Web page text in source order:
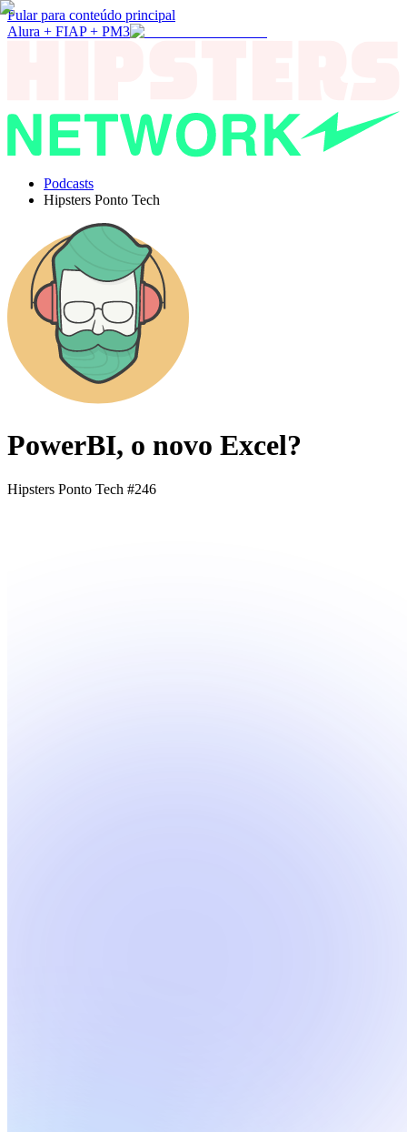
Pular para conteúdo principal
Alura + FIAP + PM3
Podcasts
Hipsters Ponto Tech
PowerBI, o novo Excel?
Hipsters Ponto Tech #246